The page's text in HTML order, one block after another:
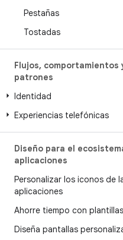
Pestañas
Tostadas
Flujos, comportamientos
patrones
Identidad
Experiencias telefónicas
Diseño para el
aplicaciones
Personalizar los iconos de
aplicaciones
Ahorre tiempo con plantillas
Diseña pantallas